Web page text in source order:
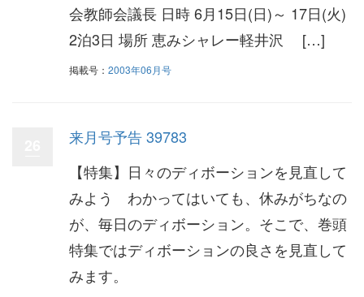
会教師会議長 日時 6月15日(日)～ 17日(火)
2泊3日 場所 恵みシャレー軽井沢 […]
掲載号： 2003年06月号
来月号予告 39783
【特集】日々のディボーションを見直して
みよう わかってはいても、休みがちなの
が、毎日のディボーション。そこで、巻頭
特集ではディボーションの良さを見直して
みます。